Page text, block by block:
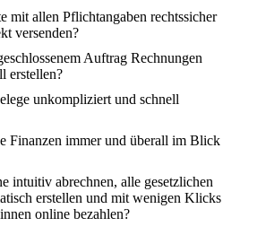
mit allen Pflichtangaben rechtssicher
versenden?
Auftrag Rechnungen
erstellen?
unkompliziert und schnell
Finanzen immer und überall im Blick
intuitiv abrechnen, alle gesetzlichen
erstellen und mit wenigen Klicks
online bezahlen?